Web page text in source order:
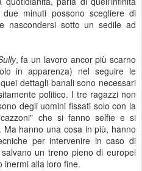
minuti possono scegliere di
nascondersi sotto un sedile ad
, fa un lavoro ancor più scarno
in apparenza) nel seguire le
dettagli banali sono necessari
politico. I tre ragazzi non
degli uomini fissati solo con la
che si fanno selfie e si
hanno una cosa in più, hanno
per intervenire in caso di
un treno pieno di europei
inermi alla loro fine.